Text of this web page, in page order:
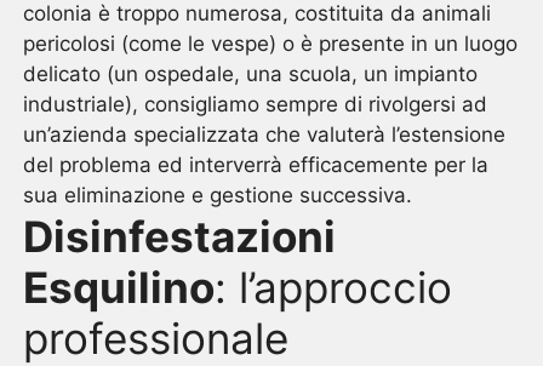
colonia è troppo numerosa, costituita da animali
pericolosi (come le vespe) o è presente in un luogo
delicato (un ospedale, una scuola, un impianto
industriale), consigliamo sempre di rivolgersi ad
un’azienda specializzata che valuterà l’estensione
del problema ed interverrà efficacemente per la
sua eliminazione e gestione successiva.
Disinfestazioni
Esquilino: l’approccio
professionale